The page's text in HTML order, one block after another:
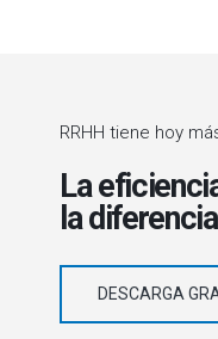
RRHH tiene hoy
La
la diferencia
DESCARGA